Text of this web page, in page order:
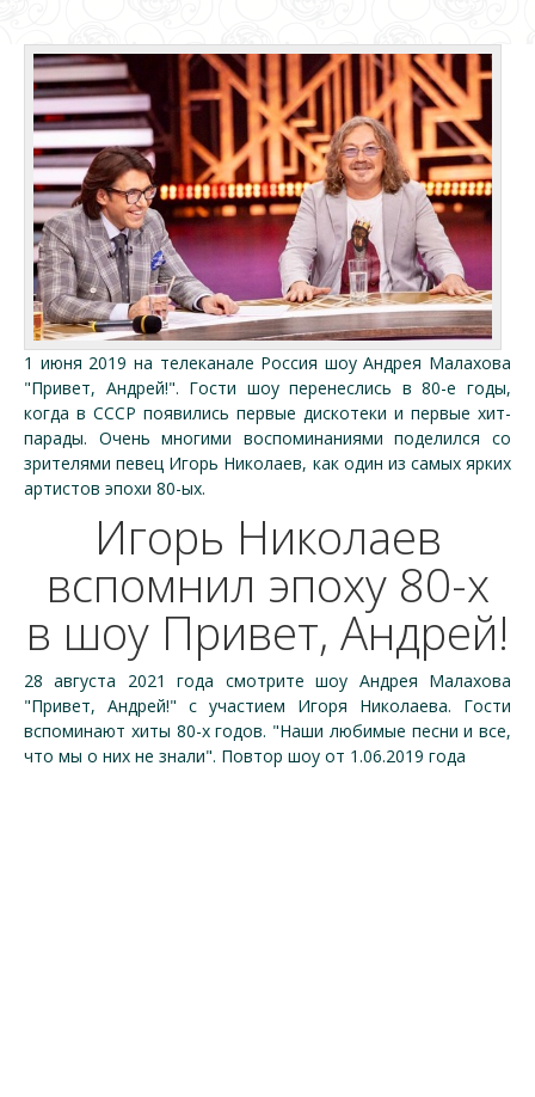
1 июня 2019 на телеканале Россия шоу Андрея Малахова
"Привет, Андрей!". Гости шоу перенеслись в 80-е годы,
когда в СССР появились первые дискотеки и первые хит-
парады. Очень многими воспоминаниями поделился со
зрителями певец Игорь Николаев, как один из самых ярких
артистов эпохи 80-ых.
Игорь Николаев
вспомнил эпоху 80-х
в шоу Привет, Андрей!
28 августа 2021 года смотрите шоу Андрея Малахова
"Привет, Андрей!" с участием Игоря Николаева. Гости
вспоминают хиты 80-х годов. "Наши любимые песни и все,
что мы о них не знали". Повтор шоу от 1.06.2019 года